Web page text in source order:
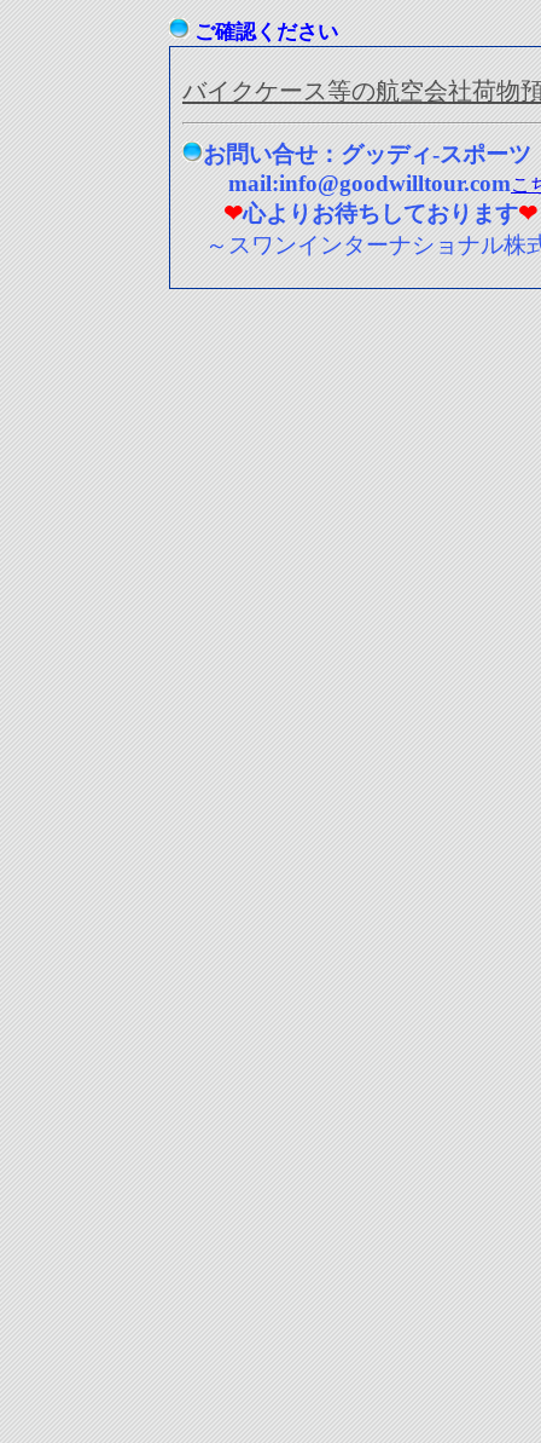
ご確認ください
バイクケース等の航空会社荷物
お問い合せ：グッディ-スポーツ
mail:info@goodwilltour.comこ
❤心よりお待ちしております❤
～スワンインターナショナル株